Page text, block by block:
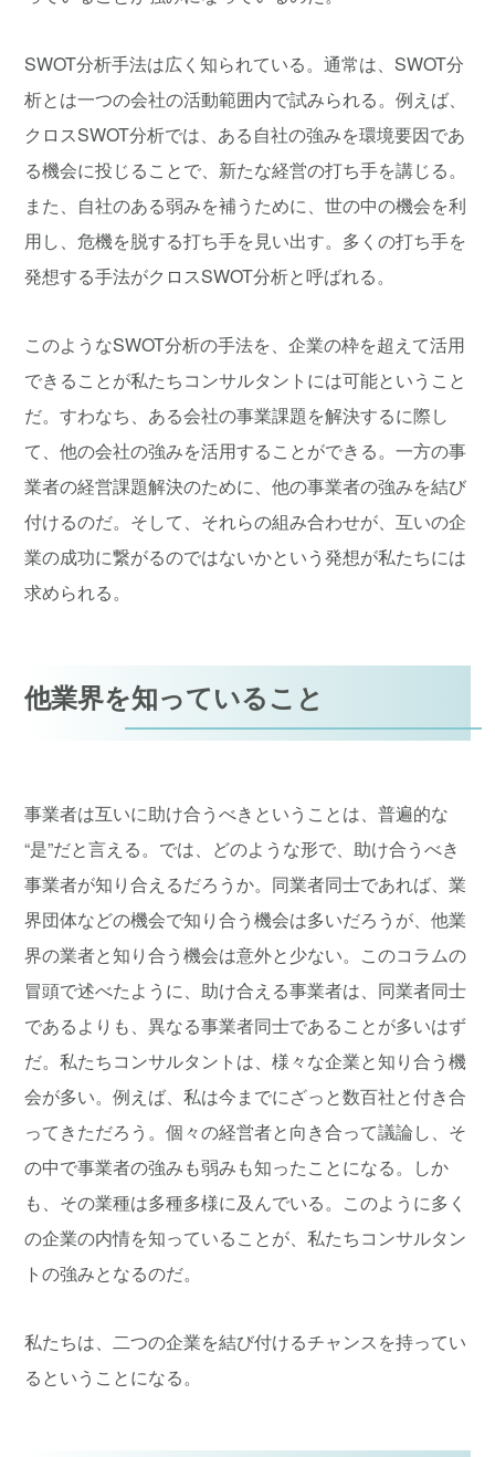
SWOT分析手法は広く知られている。通常は、SWOT分
析とは一つの会社の活動範囲内で試みられる。例えば、
クロスSWOT分析では、ある自社の強みを環境要因であ
る機会に投じることで、新たな経営の打ち手を講じる。
また、自社のある弱みを補うために、世の中の機会を利
用し、危機を脱する打ち手を見い出す。多くの打ち手を
発想する手法がクロスSWOT分析と呼ばれる。
このようなSWOT分析の手法を、企業の枠を超えて活用
できることが私たちコンサルタントには可能ということ
だ。すわなち、ある会社の事業課題を解決するに際し
て、他の会社の強みを活用することができる。一方の事
業者の経営課題解決のために、他の事業者の強みを結び
付けるのだ。そして、それらの組み合わせが、互いの企
業の成功に繋がるのではないかという発想が私たちには
求められる。
他業界を知っていること
事業者は互いに助け合うべきということは、普遍的な
“是”だと言える。では、どのような形で、助け合うべき
事業者が知り合えるだろうか。同業者同士であれば、業
界団体などの機会で知り合う機会は多いだろうが、他業
界の業者と知り合う機会は意外と少ない。このコラムの
冒頭で述べたように、助け合える事業者は、同業者同士
であるよりも、異なる事業者同士であることが多いはず
だ。私たちコンサルタントは、様々な企業と知り合う機
会が多い。例えば、私は今までにざっと数百社と付き合
ってきただろう。個々の経営者と向き合って議論し、そ
の中で事業者の強みも弱みも知ったことになる。しか
も、その業種は多種多様に及んでいる。このように多く
の企業の内情を知っていることが、私たちコンサルタン
トの強みとなるのだ。
私たちは、二つの企業を結び付けるチャンスを持ってい
るということになる。